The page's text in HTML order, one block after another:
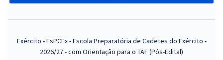
Exército - EsPCEx - Escola Preparatória de Cadetes do Exército -
2026/27 - com Orientação para o TAF (Pós-Edital)